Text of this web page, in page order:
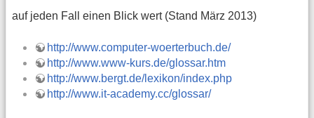
auf jeden Fall einen Blick wert (Stand März 2013)
http://www.computer-woerterbuch.de/
http://www.www-kurs.de/glossar.htm
http://www.bergt.de/lexikon/index.php
http://www.it-academy.cc/glossar/